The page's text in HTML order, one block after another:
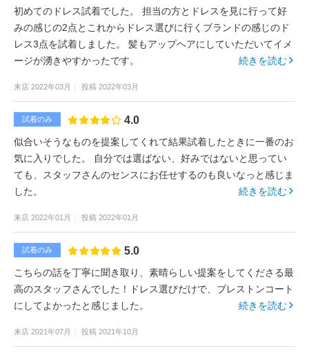
初めてのドレス試着でした。 担当の方とドレスを見に行って好
みの感じの2点とこれからドレス選びに行くブランドの感じのド
レス3点を試着しました。 髪もアップヘアにしていただいてイメ
ージが湧きやすかったです。
続きを読む
来店 2022年03月 投稿 2022年03月
試着のみ 4.0
似合いそうなものを提案してくれて結果試着したときに一番のお
気に入りでした。 自分では選ばない、好みではないと思ってい
ても、スタッフさんのセンスにお任せするのも良いなっと感じま
した。
続きを読む
来店 2022年01月 投稿 2022年01月
試着のみ 5.0
こちらの話を丁寧に聞き取り、素晴らしい提案をしてくださる最
高のスタッフさんでした！ドレス選びだけで、ブレストンコート
にしてよかったと感じました。
続きを読む
来店 2021年07月 投稿 2021年10月